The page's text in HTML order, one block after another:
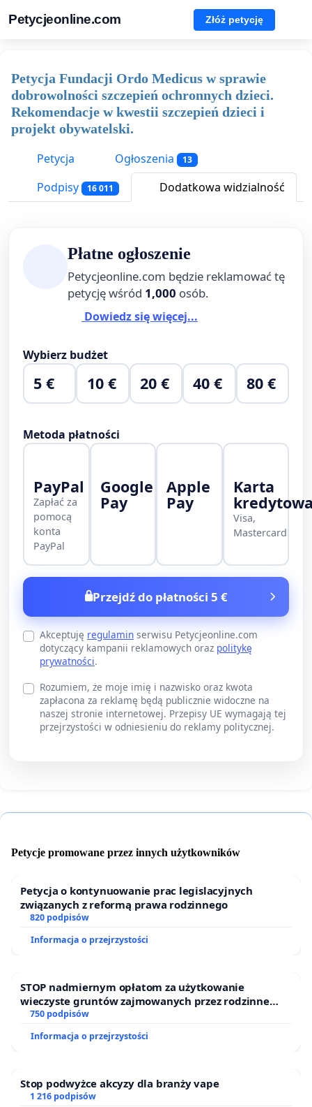
Petycjeonline.com Złóż petycję
Petycja Fundacji Ordo Medicus w sprawie
dobrowolności szczepień ochronnych dzieci.
Rekomendacje w kwestii szczepień dzieci i
projekt obywatelski.
Petycja
Ogłoszenia 13
Podpisy 16 011 Dodatkowa widzialność
Płatne ogłoszenie
Petycjeonline.com będzie reklamować tę
petycję wśród 1,000 osób.
Dowiedz się więcej...
Wybierz budżet
5 € 10 € 20 € 40 € 80 €
Metoda płatności
PayPal
Zapłać za
pomocą
konta
PayPal
Google
Pay
Apple
Pay
Karta
Visa,
Mastercard
Przejdź do płatności 5 €
Akceptuję regulamin serwisu Petycjeonline.com
dotyczący kampanii reklamowych oraz politykę
prywatności.
Rozumiem, że moje imię i nazwisko oraz kwota
zapłacona za reklamę będą publicznie widoczne na
naszej stronie internetowej. Przepisy UE wymagają tej
przejrzystości w odniesieniu do reklamy politycznej.
Petycje promowane przez innych użytkowników
Petycja o kontynuowanie prac legislacyjnych
związanych z reformą prawa rodzinnego
820 podpisów
Informacja o przejrzystości
STOP nadmiernym opłatom za użytkowanie
wieczyste gruntów zajmowanych przez rodzinne
ogrody działkowe.
750 podpisów
Informacja o przejrzystości
Stop podwyżce akcyzy dla branży vape
1 216 podpisów